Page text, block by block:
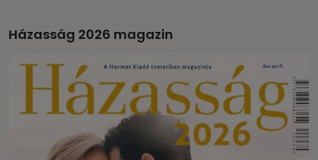
Házasság 2026 magazin